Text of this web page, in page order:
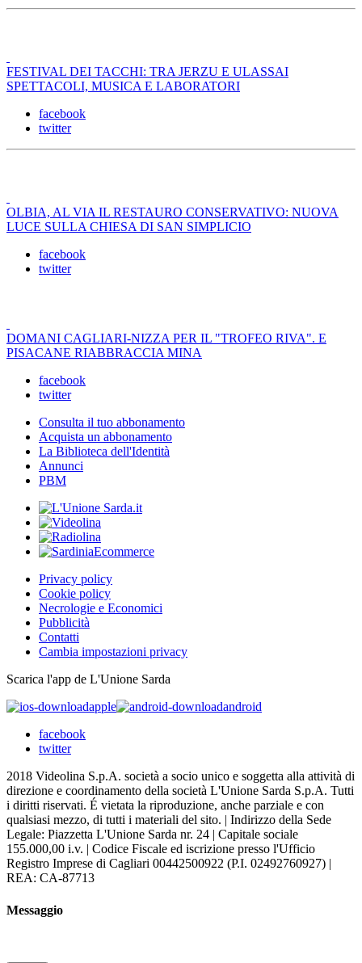
FESTIVAL DEI TACCHI: TRA JERZU E ULASSAI
SPETTACOLI, MUSICA E LABORATORI
facebook
twitter
OLBIA, AL VIA IL RESTAURO CONSERVATIVO: NUOVA
LUCE SULLA CHIESA DI SAN SIMPLICIO
facebook
twitter
DOMANI CAGLIARI-NIZZA PER IL "TROFEO RIVA". E
PISACANE RIABBRACCIA MINA
facebook
twitter
Consulta il tuo abbonamento
Acquista un abbonamento
La Biblioteca dell'Identità
Annunci
PBM
Privacy policy
Cookie policy
Necrologie e Economici
Pubblicità
Contatti
Cambia impostazioni privacy
Scarica l'app de L'Unione Sarda
apple
android
facebook
twitter
2018 Videolina S.p.A. società a socio unico e soggetta alla attività di
direzione e coordinamento della società L'Unione Sarda S.p.A. Tutti
i diritti riservati. É vietata la riproduzione, anche parziale e con
qualsiasi mezzo, di tutti i materiali del sito. | Indirizzo della Sede
Legale: Piazzetta L'Unione Sarda nr. 24 | Capitale sociale
155.000,00 i.v. | Codice Fiscale ed iscrizione presso l'Ufficio
Registro Imprese di Cagliari 00442500922 (P.I. 02492760927) |
REA: CA-87713
Messaggio